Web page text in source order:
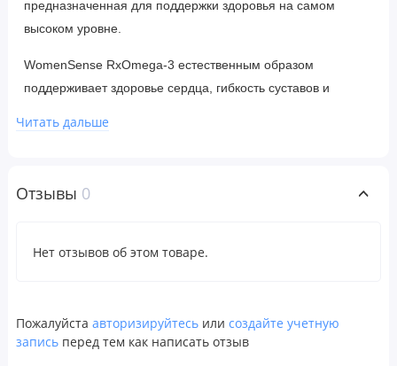
предназначенная для поддержки здоровья на самом
высоком уровне.
WomenSense RxOmega-3 естественным образом
поддерживает здоровье сердца, гибкость суставов и
фармацевтического класса, содержащий
чистоты и защиты от веществ, загрязняющих окружающую
соединения. RxOmega-3 превосходит самые строгие
200 мг ДГК омега-3 жирных кислот, а также 260 мг мощного
Читать дальше
Отзывы 0
Нет отзывов об этом товаре.
Пожалуйста авторизируйтесь или создайте учетную
запись перед тем как написать отзыв